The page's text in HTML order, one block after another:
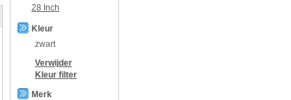
28 Inch
Kleur
zwart
Verwijder
Kleurfilter
Merk